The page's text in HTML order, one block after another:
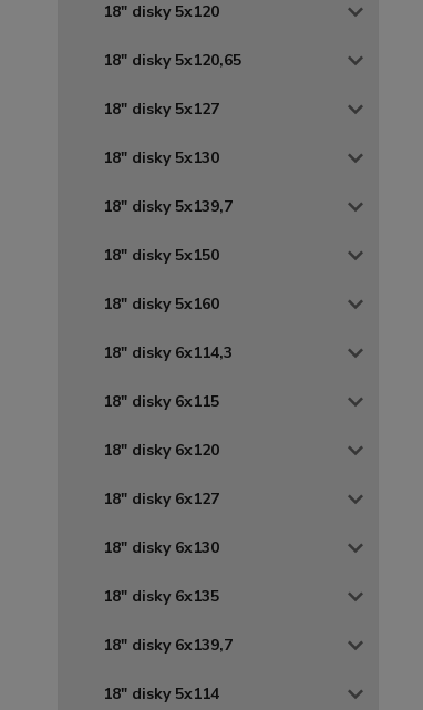
18" disky 5x120
18" disky 5x120,65
18" disky 5x127
18" disky 5x130
18" disky 5x139,7
18" disky 5x150
18" disky 5x160
18" disky 6x114,3
18" disky 6x115
18" disky 6x120
18" disky 6x127
18" disky 6x130
18" disky 6x135
18" disky 6x139,7
18" disky 5x114